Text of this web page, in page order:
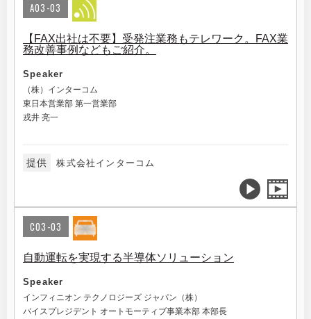
A03-03
【FAX出社は不要】受発注業務もテレワーク。FAX業
務改善事例などもご紹介。
Speaker
（株）インターコム
東日本営業部 第一営業部
戎井 亮一
提供 株式会社インターコム
C03-03
自動運転を実現する半導体ソリューション
Speaker
インフィニオン テクノロジーズ ジャパン（株）
バイスプレジデント オートモーティブ事業本部 本部長